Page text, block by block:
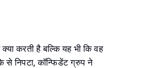
करती है बल्कि यह भी कि वह
से निपटा, कॉन्फिडेंट ग्रुप ने